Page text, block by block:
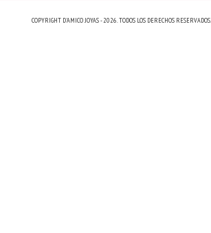
COPYRIGHT D'AMICO JOYAS - 2026. TODOS LOS DERECHOS